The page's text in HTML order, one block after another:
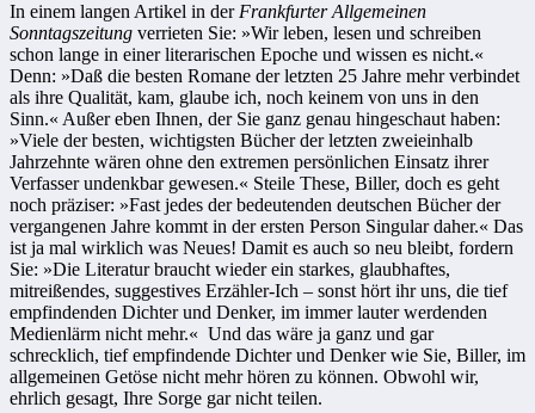
In einem langen Artikel in der Frankfurter Allgemeinen
Sonntagszeitung verrieten Sie: »Wir leben, lesen und schreiben
schon lange in einer literarischen Epoche und wissen es nicht.«
Denn: »Daß die besten Romane der letzten 25 Jahre mehr verbindet
als ihre Qualität, kam, glaube ich, noch keinem von uns in den
Sinn.« Außer eben Ihnen, der Sie ganz genau hingeschaut haben:
»Viele der besten, wichtigsten Bücher der letzten zweieinhalb
Jahrzehnte wären ohne den extremen persönlichen Einsatz ihrer
Verfasser undenkbar gewesen.« Steile These, Biller, doch es geht
noch präziser: »Fast jedes der bedeutenden deutschen Bücher der
vergangenen Jahre kommt in der ersten Person Singular daher.« Das
ist ja mal wirklich was Neues! Damit es auch so neu bleibt, fordern
Sie: »Die Literatur braucht wieder ein starkes, glaubhaftes,
mitreißendes, suggestives Erzähler-Ich – sonst hört ihr uns, die tief
empfindenden Dichter und Denker, im immer lauter werdenden
Medienlärm nicht mehr.« Und das wäre ja ganz und gar
schrecklich, tief empfindende Dichter und Denker wie Sie, Biller, im
allgemeinen Getöse nicht mehr hören zu können. Obwohl wir,
ehrlich gesagt, Ihre Sorge gar nicht teilen.